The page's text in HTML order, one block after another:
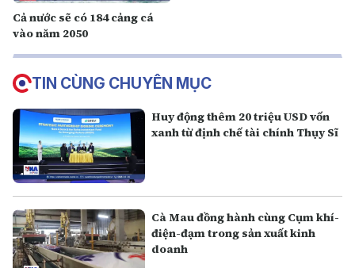
Cả nước sẽ có 184 cảng cá
vào năm 2050
TIN CÙNG CHUYÊN MỤC
Huy động thêm 20 triệu USD vốn
xanh từ định chế tài chính Thụy Sĩ
Cà Mau đồng hành cùng Cụm khí-
điện-đạm trong sản xuất kinh
doanh